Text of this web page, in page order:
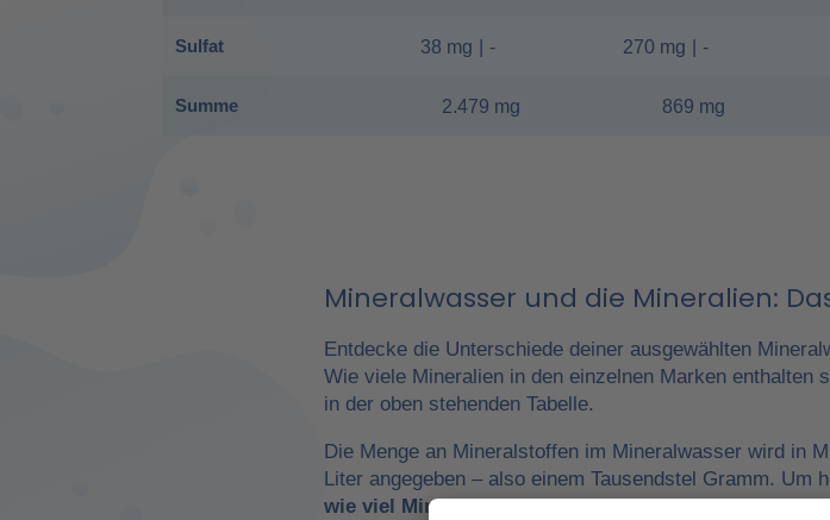
Sulfat
Summe
38 mg -
2.479 mg
270 mg -
869 mg
Mineralwasser und die Mineralien:
Entdecke die Unterschiede deiner ausgewählten
Wie viele Mineralien in den einzelnen Marken enthalten
in der oben stehenden Tabelle.
Die Menge an Mineralstoffen im Mineralwasser wird in
Liter angegeben – also einem Tausendstel Gramm. Um
wie viel Mineralwasser man für eine ausreichende